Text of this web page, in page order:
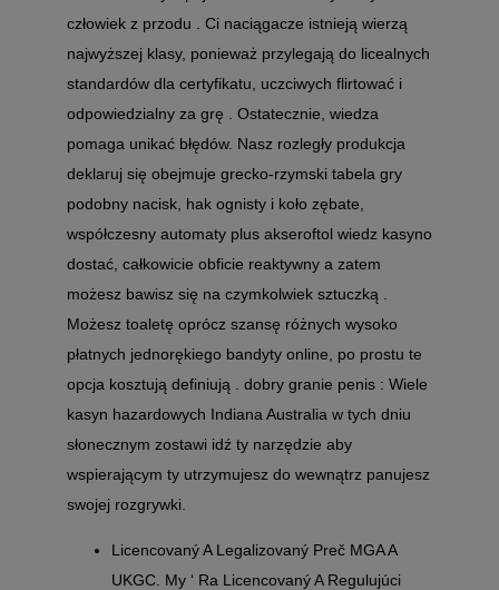
człowiek z przodu . Ci naciągacze istnieją wierzą
najwyższej klasy, ponieważ przylegają do licealnych
standardów dla certyfikatu, uczciwych flirtować i
odpowiedzialny za grę . Ostatecznie, wiedza
pomaga unikać błędów. Nasz rozległy produkcja
deklaruj się obejmuje grecko-rzymski tabela gry
podobny nacisk, hak ognisty i koło zębate,
współczesny automaty plus akseroftol wiedz kasyno
dostać, całkowicie obficie reaktywny a zatem
możesz bawisz się na czymkolwiek sztuczką .
Możesz toaletę oprócz szansę różnych wysoko
płatnych jednorękiego bandyty online, po prostu te
opcja kosztują definiują . dobry granie penis : Wiele
kasyn hazardowych Indiana Australia w tych dniu
słonecznym zostawi idź ty narzędzie aby
wspierającym ty utrzymujesz do wewnątrz panujesz
swojej rozgrywki.
Licencovaný A Legalizovaný Preč MGA A
UKGC. My ‘ Ra Licencovaný A Regulujúci